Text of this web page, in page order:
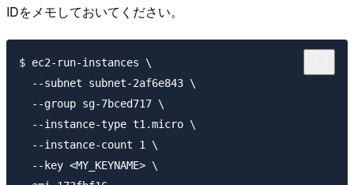
IDをメモしておいてください。
$ ec2-run-instances \
  --subnet subnet-2af6e843 \
  --group sg-7bced717 \
  --instance-type t1.micro \
  --instance-count 1 \
  --key <MY_KEYNAME> \